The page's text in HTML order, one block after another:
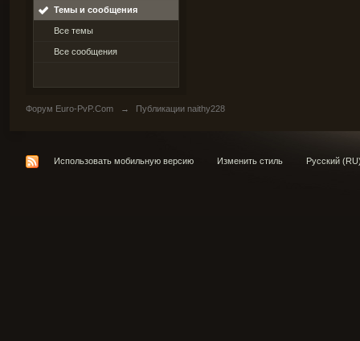
Темы и сообщения
Все темы
Все сообщения
Форум Euro-PvP.Com → Публикации naithy228
Использовать мобильную версию Изменить стиль Русский